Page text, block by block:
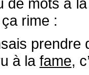
rime :
prendre
à la fame,